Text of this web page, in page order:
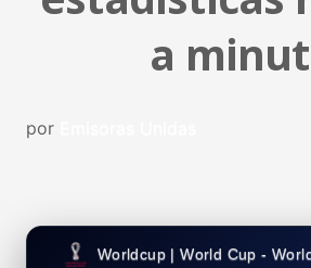
a
por
Worldcup | World Cup -